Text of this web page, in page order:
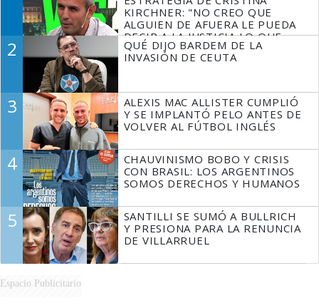
KIRCHNER: "NO CREO QUE
ALGUIEN DE AFUERA LE PUEDA
DECIR A LA JUSTICIA LO QUE
TIENE QUE HACER"
2
QUÉ DIJO BARDEM DE LA
INVASIÓN DE CEUTA
3
ALEXIS MAC ALLISTER CUMPLIÓ
Y SE IMPLANTÓ PELO ANTES DE
VOLVER AL FÚTBOL INGLÉS
4
CHAUVINISMO BOBO Y CRISIS
CON BRASIL: LOS ARGENTINOS
SOMOS DERECHOS Y HUMANOS
5
SANTILLI SE SUMÓ A BULLRICH
Y PRESIONA PARA LA RENUNCIA
DE VILLARRUEL
Espacio Publicitario